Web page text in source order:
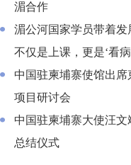
湄合作
湄公河国家学员带着
不仅是上课，更是‘看
中国驻柬埔寨使馆出
项目研讨会
中国驻柬埔寨大使汪文
总结仪式